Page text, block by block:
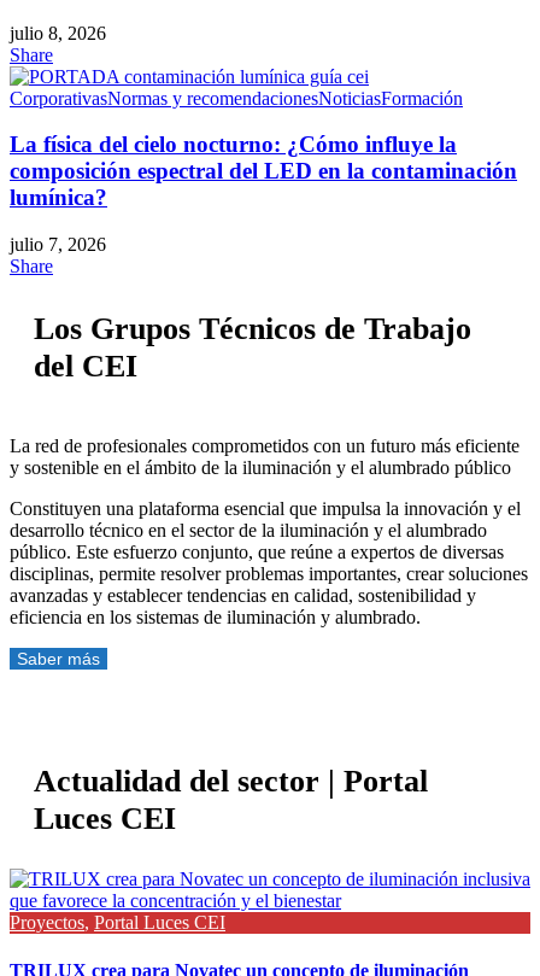
julio 8, 2026
Share
CorporativasNormas y recomendacionesNoticiasFormación
La física del cielo nocturno: ¿Cómo influye la
composición espectral del LED en la contaminación
lumínica?
julio 7, 2026
Share
Los Grupos Técnicos de Trabajo
del CEI
La red de profesionales comprometidos con un futuro más eficiente
y sostenible en el ámbito de la iluminación y el alumbrado público
Constituyen una plataforma esencial que impulsa la innovación y el
desarrollo técnico en el sector de la iluminación y el alumbrado
público. Este esfuerzo conjunto, que reúne a expertos de diversas
disciplinas, permite resolver problemas importantes, crear soluciones
avanzadas y establecer tendencias en calidad, sostenibilidad y
eficiencia en los sistemas de iluminación y alumbrado.
Saber más
Actualidad del sector | Portal
Luces CEI
Proyectos, Portal Luces CEI
TRILUX crea para Novatec un concepto de iluminación